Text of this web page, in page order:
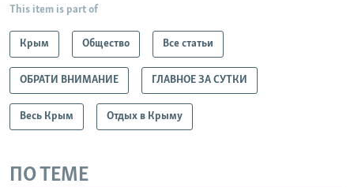
This item is part of
Крым Общество Все статьи
ОБРАТИ ВНИМАНИЕ ГЛАВНОЕ ЗА СУТКИ
Весь Крым Отдых в Крыму
ПО ТЕМЕ